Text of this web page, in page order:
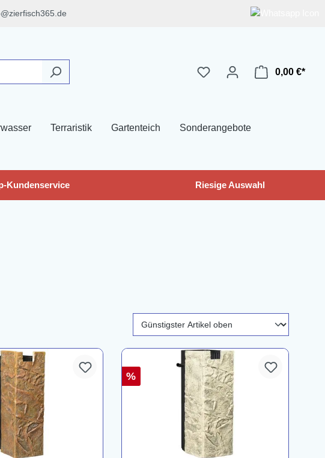
0,00 €*
Terraristik Gartenteich Sonderangebote
Kundenservice Riesige Auswahl
%